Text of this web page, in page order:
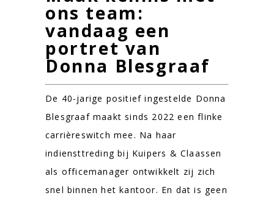
ons team:
vandaag een
portret van
Donna Blesgraaf
De 40-jarige positief ingestelde Donna
Blesgraaf maakt sinds 2022 een flinke
carrièreswitch mee. Na haar
indiensttreding bij Kuipers & Claassen
als officemanager ontwikkelt zij zich
snel binnen het kantoor. En dat is geen